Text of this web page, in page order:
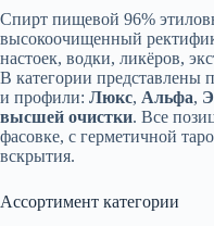
Спирт пищевой 96%
высокоочищенный
настоек, водки, ликёров,
В категории представлены
и профили: Люкс, Альфа,
высшей очистки. Все
фасовке, с герметичной
вскрытия.
Ассортимент категории